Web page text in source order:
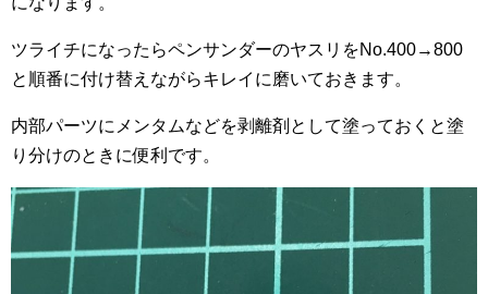
ツライチになったらペンサンダーのヤスリをNo.400→800
と順番に付け替えながらキレイに磨いておきます。
内部パーツにメンタムなどを剥離剤として塗っておくと塗
り分けのときに便利です。